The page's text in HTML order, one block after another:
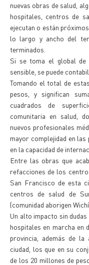
nuevas obras de salud,
hospitales, centros de
ejecutan o están
lo largo y ancho del
terminados.
Si se toma el global
sensible, se puede
Tomando el total de
pesos, y significan
cuadrados de
comunitaria en salud,
nuevos profesionales
mayor complejidad en
en la capacidad de
Entre las obras que
refacciones de los
San Francisco de esta
centros de salud de
(comunidad aborigen
Un alto impacto sin
hospitales en marcha en
provincia, además de
ciudad, los que en su
de los 20 millones de